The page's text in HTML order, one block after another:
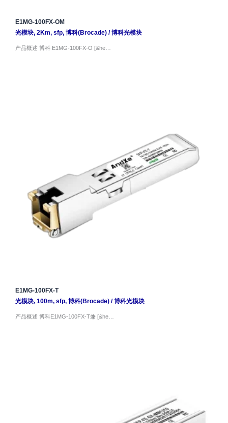
E1MG-100FX-OM
光模块, 2Km, sfp, 博科(Brocade)/博科光模块
产品概述 博科 E1MG-100FX-O [&he…
E1MG-100FX-T
光模块, 100m, sfp, 博科(Brocade)/博科光模块
产品概述 博科E1MG-100FX-T兼 [&he…